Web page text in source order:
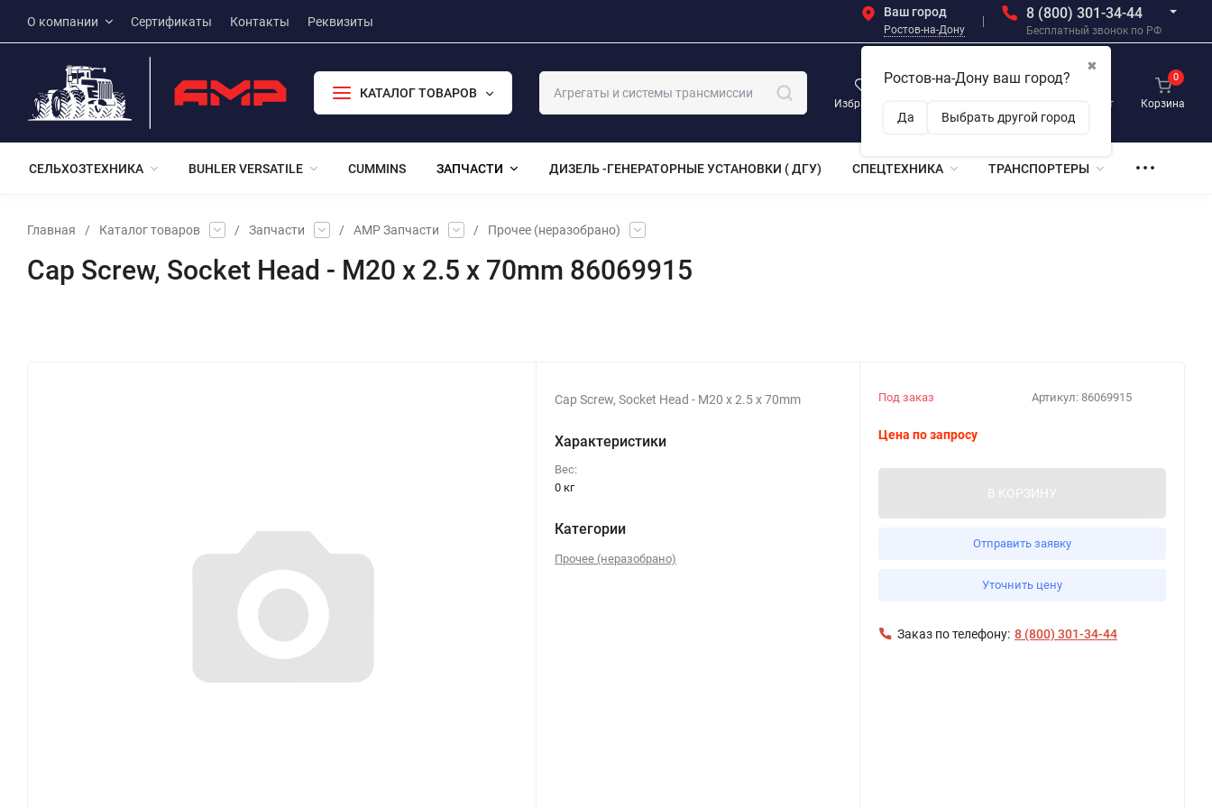
О компании Сертификаты Контакты Реквизиты
Ваш город
Ростов-на-Дону
✖
Ростов-на-Дону ваш город?
Да Выбрать другой город
8 (800) 301-34-44
Бесплатный звонок по РФ
КАТАЛОГ ТОВАРОВ
Избранное
0
Личный кабинет Корзина
0
СЕЛЬХОЗТЕХНИКА BUHLER VERSATILE CUMMINS ЗАПЧАСТИ ДИЗЕЛЬ -ГЕНЕРАТОРНЫЕ УСТАНОВКИ ( ДГУ) СПЕЦТЕХНИКА ТРАНСПОРТЕРЫ
Главная / Каталог товаров / Запчасти / АМР Запчасти / Прочее (неразобрано)
Cap Screw, Socket Head - M20 x 2.5 x 70mm 86069915
Cap Screw, Socket Head - M20 x 2.5 x 70mm
Характеристики
Вес:
0 кг
Категории
Прочее (неразобрано)
Артикул: 86069915
Под заказ
Цена по запросу
В КОРЗИНУ
Отправить заявку
Уточнить цену
Заказ по телефону: 8 (800) 301-34-44